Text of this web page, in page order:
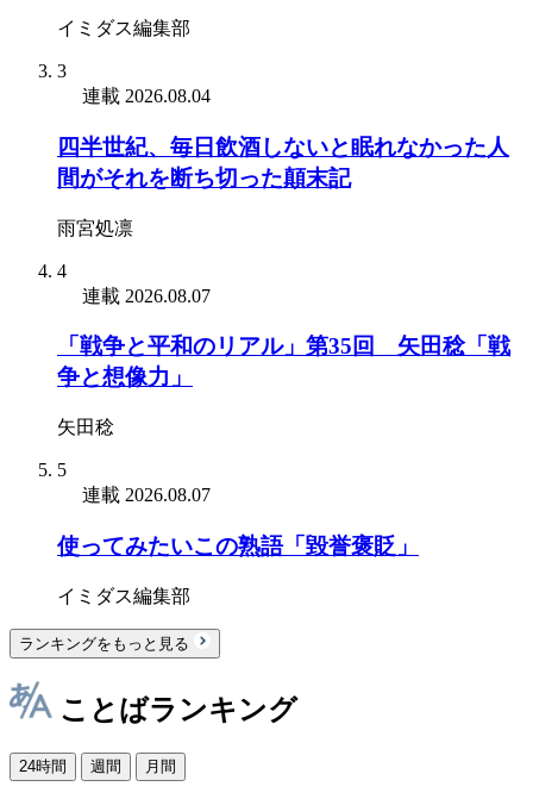
イミダス編集部
3
連載 2026.08.04
四半世紀、毎日飲酒しないと眠れなかった人
間がそれを断ち切った顛末記
雨宮処凛
4
連載 2026.08.07
「戦争と平和のリアル」第35回 矢田稔「戦
争と想像力」
矢田稔
5
連載 2026.08.07
使ってみたいこの熟語「毀誉褒貶」
イミダス編集部
ランキングをもっと見る
ことばランキング
24時間 週間 月間